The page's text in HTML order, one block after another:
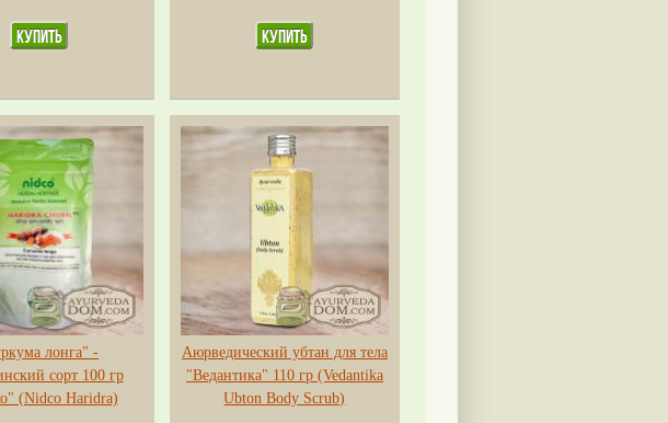
лонга" -
сорт 100 гр
(Nidco Haridra)
Аюрведический убтан для тела
"Ведантика" 110 гр (Vedantika
Ubton Body Scrub)